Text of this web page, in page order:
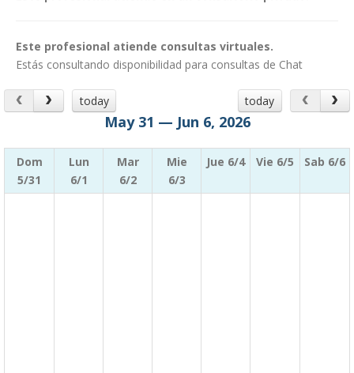
Este profesional atiende consultas virtuales.
Estás consultando disponibilidad para consultas de Chat
today today
May 31 — Jun 6, 2026
Dom
5/31
Lun
6/1
Mar
6/2
Mie
6/3
Jue 6/4 Vie 6/5 Sab 6/6